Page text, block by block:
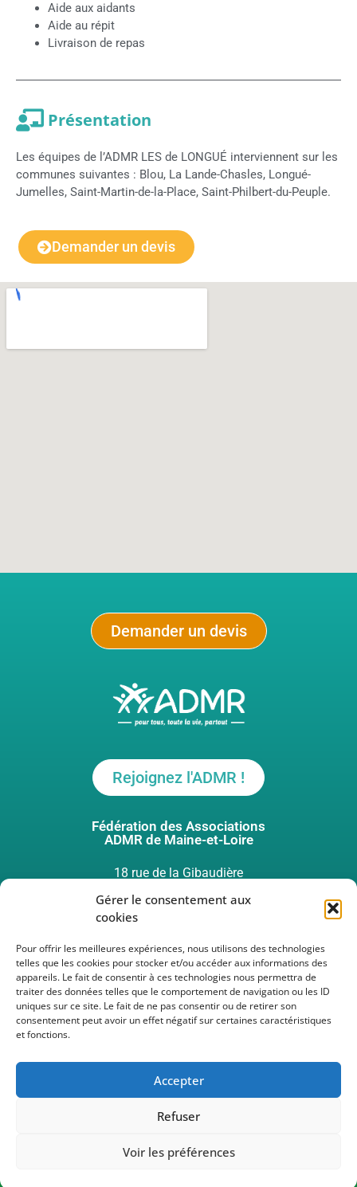
Gérer le consentement aux
cookies
Pour offrir les meilleures expériences, nous utilisons des technologies
telles que les cookies pour stocker et/ou accéder aux informations des
appareils. Le fait de consentir à ces technologies nous permettra de
traiter des données telles que le comportement de navigation ou les ID
uniques sur ce site. Le fait de ne pas consentir ou de retirer son
consentement peut avoir un effet négatif sur certaines caractéristiques
et fonctions.
Accepter
Refuser
Voir les préférences
Aide aux aidants
Aide au répit
Livraison de repas
Présentation
Les équipes de l’ADMR LES de LONGUÉ interviennent sur les
communes suivantes : Blou, La Lande-Chasles, Longué-
Jumelles, Saint-Martin-de-la-Place, Saint-Philbert-du-Peuple.
Demander un devis
Demander un devis
Rejoignez l'ADMR !
Fédération des Associations
ADMR de Maine-et-Loire
18 rue de la Gibaudière
49124 ST BARTHELEMY D’ANJOU
02 41 33 48 00
Réalisation